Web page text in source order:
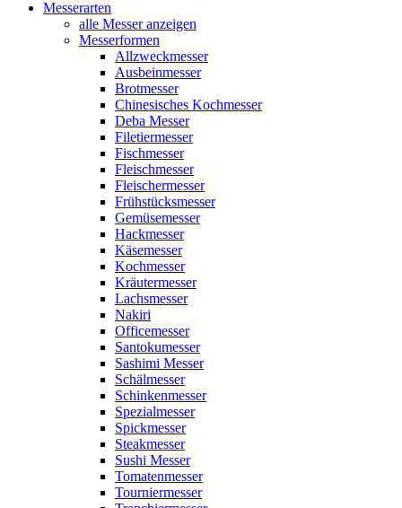
Messerarten
alle Messer anzeigen
Messerformen
Allzweckmesser
Ausbeinmesser
Brotmesser
Chinesisches Kochmesser
Deba Messer
Filetiermesser
Fischmesser
Fleischmesser
Fleischermesser
Frühstücksmesser
Gemüsemesser
Hackmesser
Käsemesser
Kochmesser
Kräutermesser
Lachsmesser
Nakiri
Officemesser
Santokumesser
Sashimi Messer
Schälmesser
Schinkenmesser
Spezialmesser
Spickmesser
Steakmesser
Sushi Messer
Tomatenmesser
Tourniermesser